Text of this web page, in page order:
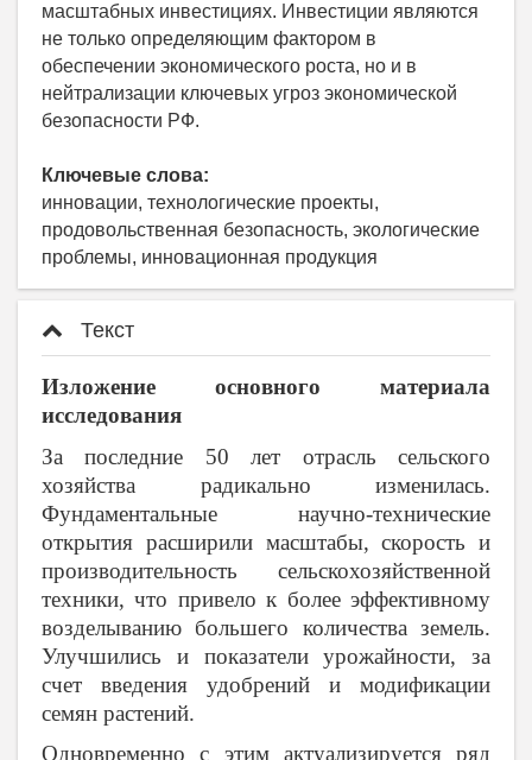
масштабных инвестициях. Инвестиции являются
не только определяющим фактором в
обеспечении экономического роста, но и в
нейтрализации ключевых угроз экономической
безопасности РФ.
Ключевые слова:
инновации, технологические проекты,
продовольственная безопасность, экологические
проблемы, инновационная продукция
Текст
Изложение основного материала
исследования
За последние 50 лет отрасль сельского
хозяйства радикально изменилась.
Фундаментальные научно-технические
открытия расширили масштабы, скорость и
производительность сельскохозяйственной
техники, что привело к более эффективному
возделыванию большего количества земель.
Улучшились и показатели урожайности, за
счет введения удобрений и модификации
семян растений.
Одновременно с этим актуализируется ряд